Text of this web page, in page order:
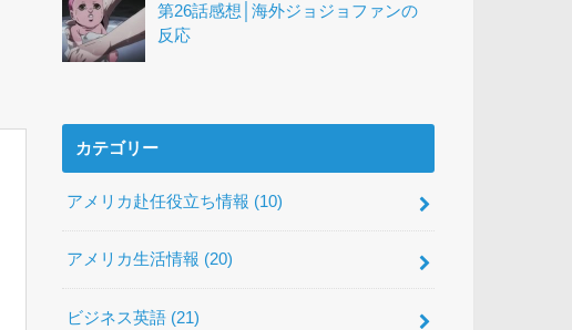
第26話感想│海外ジョジョファンの
反応
カテゴリー
アメリカ赴任役立ち情報 (10)
アメリカ生活情報 (20)
ビジネス英語 (21)